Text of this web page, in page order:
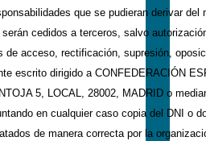
que se pudieran derivar
cedidos a terceros, salvo
de acceso, rectificación, supresión,
escrito dirigido a CONFEDERACIÓN
5, LOCAL, 28002, MADRID o
en cualquier caso copia del DNI o
de manera correcta por la